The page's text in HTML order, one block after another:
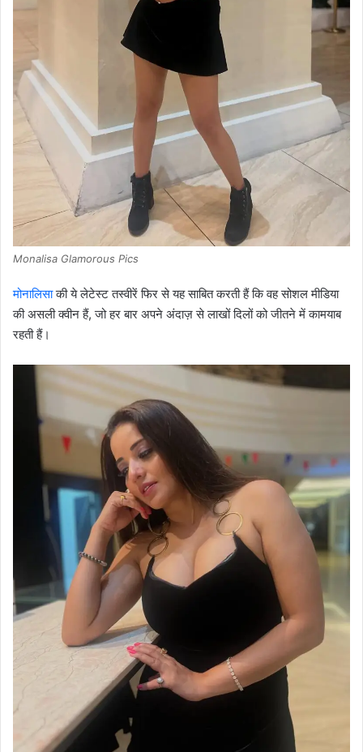
Monalisa Glamorous Pics
मोनालिसाकी ये लेटेस्ट तस्वीरें फिर से यह साबित करती हैं कि वह सोशल मीडिया
की असली क्वीन हैं, जो हर बार अपने अंदाज़ से लाखों दिलों को जीतने में कामयाब
रहती हैं।